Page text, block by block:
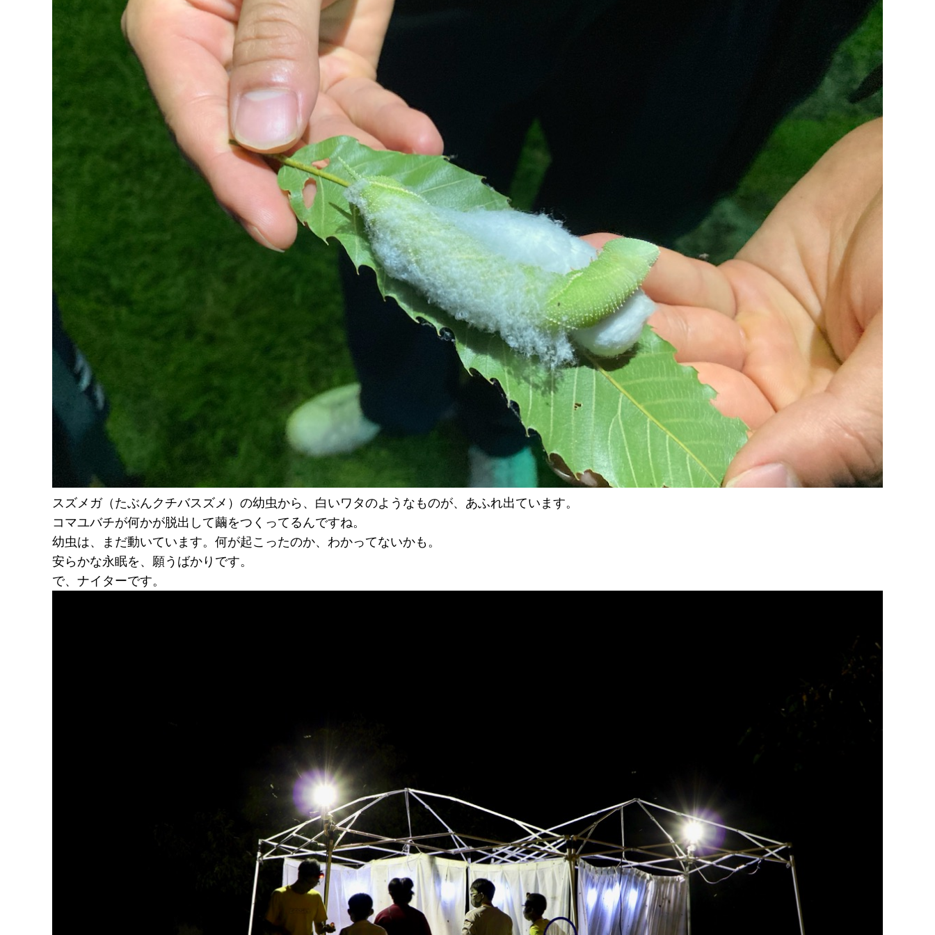
スズメガ（たぶんクチバスズメ）の幼虫から、白いワタのようなものが、あふれ出ています。
コマユバチが何かが脱出して繭をつくってるんですね。
幼虫は、まだ動いています。何が起こったのか、わかってないかも。
安らかな永眠を、願うばかりです。
で、ナイターです。